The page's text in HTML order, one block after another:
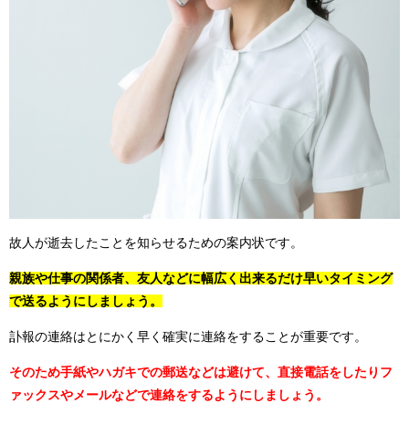
故人が逝去したことを知らせるための案内状です。
親族や仕事の関係者、友人などに幅広く出来るだけ早いタイミング
で送るようにしましょう。
訃報の連絡はとにかく早く確実に連絡をすることが重要です。
そのため手紙やハガキでの郵送などは避けて、直接電話をしたりフ
ァックスやメールなどで連絡をするようにしましょう。